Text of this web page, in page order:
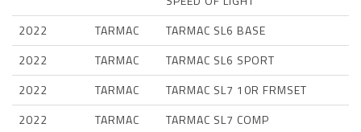
2022
TARMAC
TARMAC SL6 BASE
2022
TARMAC
TARMAC SL6 SPORT
2022
TARMAC
TARMAC SL7 10R FRMSET
2022
TARMAC
TARMAC SL7 COMP